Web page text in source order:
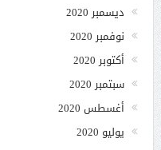
ديسمبر 2020
نوفمبر 2020
أكتوبر 2020
سبتمبر 2020
أغسطس 2020
يوليو 2020